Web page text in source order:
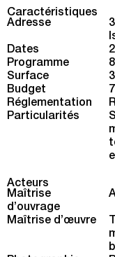
Caractéristiques
Adresse
Dates
Programme
Surface
Budget
Réglementation
Particularités
Acteurs
Maîtrise
d’ouvrage
Maîtrise d’œuvre